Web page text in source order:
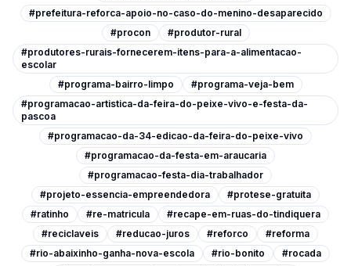
#prefeitura-reforca-apoio-no-caso-do-menino-desaparecido
#procon
#produtor-rural
#produtores-rurais-fornecerem-itens-para-a-alimentacao-
escolar
#programa-bairro-limpo
#programa-veja-bem
#programacao-artistica-da-feira-do-peixe-vivo-e-festa-da-
pascoa
#programacao-da-34-edicao-da-feira-do-peixe-vivo
#programacao-da-festa-em-araucaria
#programacao-festa-dia-trabalhador
#projeto-essencia-empreendedora
#protese-gratuita
#ratinho
#re-matricula
#recape-em-ruas-do-tindiquera
#reciclaveis
#reducao-juros #reforco
#reforma
#rio-abaixinho-ganha-nova-escola
#rio-bonito
#rocada